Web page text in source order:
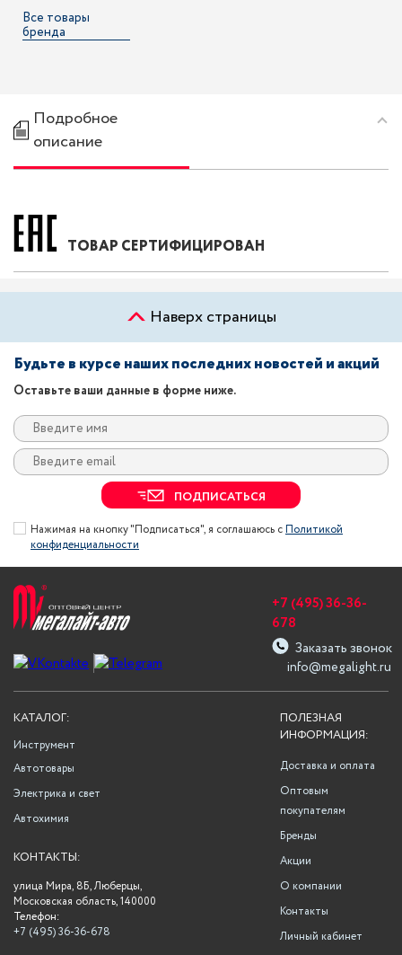
Все товары
бренда
Подробное
описание
ТОВАР СЕРТИФИЦИРОВАН
Наверх страницы
Будьте в курсе наших последних новостей и акций
Оставьте ваши данные в форме ниже.
ПОДПИСАТЬСЯ
Нажимая на кнопку "Подписаться", я соглашаюсь сПолитикой
конфиденциальности
info@megalight.ru
+7 (495) 36-36-
678
Заказать звонок
ПОЛЕЗНАЯ
ИНФОРМАЦИЯ:
Доставка и оплата
Оптовым
покупателям
Бренды
Акции
О компании
Контакты
Личный кабинет
КАТАЛОГ:
Инструмент
Автотовары
Электрика и свет
Автохимия
КОНТАКТЫ:
улица Мира, 8Б, Люберцы,
Московская область, 140000
Телефон:
+7 (495) 36-36-678